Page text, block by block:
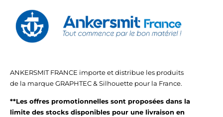
ANKERSMIT FRANCE importe et distribue les produits
de la marque GRAPHTEC & Silhouette pour la France.
**Les offres promotionnelles sont proposées dans la
limite des stocks disponibles pour une livraison en